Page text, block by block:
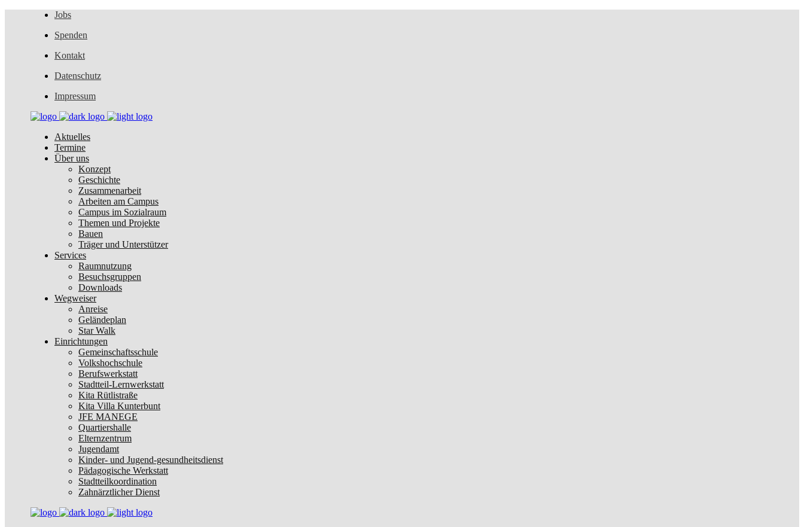
Jobs
Spenden
Kontakt
Datenschutz
Impressum
Aktuelles
Termine
Über uns
Konzept
Geschichte
Zusammenarbeit
Arbeiten am Campus
Campus im Sozialraum
Themen und Projekte
Bauen
Träger und Unterstützer
Services
Raumnutzung
Besuchsgruppen
Downloads
Wegweiser
Anreise
Geländeplan
Star Walk
Einrichtungen
Gemeinschaftsschule
Volkshochschule
Berufswerkstatt
Stadtteil-Lernwerkstatt
Kita Rütlistraße
Kita Villa Kunterbunt
JFE MANEGE
Quartiershalle
Elternzentrum
Jugendamt
Kinder- und Jugend-gesundheitsdienst
Pädagogische Werkstatt
Stadtteilkoordination
Zahnärztlicher Dienst